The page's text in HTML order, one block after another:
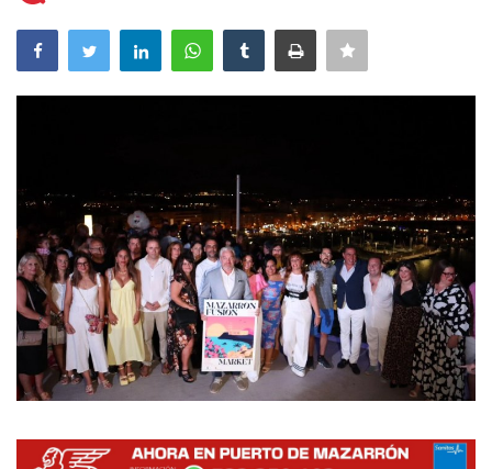
Reportajes
Empresas
Vídeos
Galerías
Contacto
Empresas